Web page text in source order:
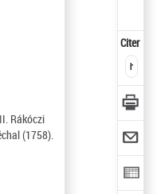
Rákóczi
(1758).
Citer